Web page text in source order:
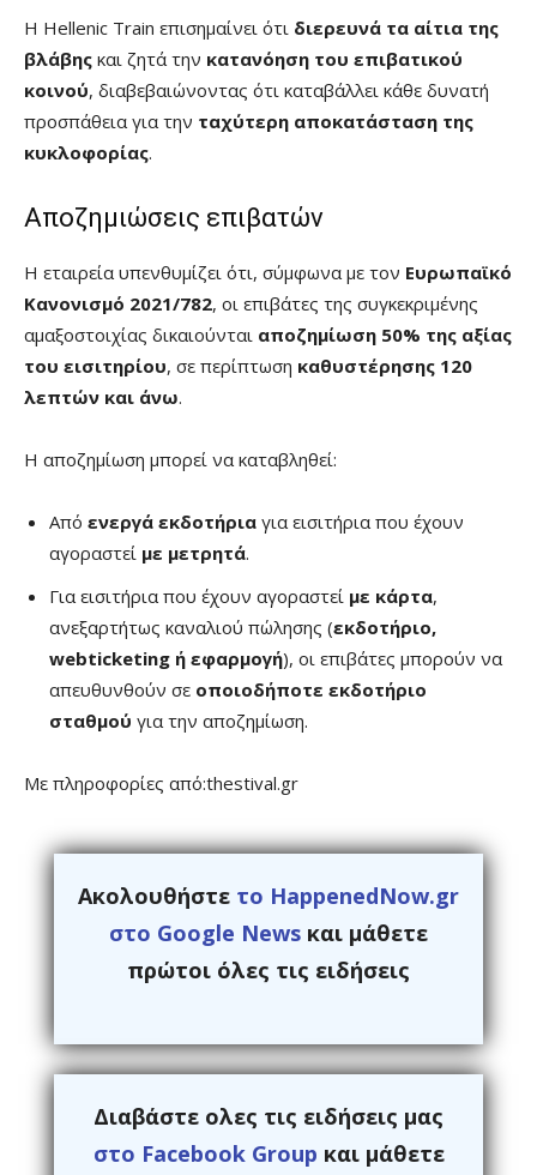
Η Hellenic Train επισημαίνει ότι διερευνά τα αίτια της
βλάβης και ζητά την κατανόηση του επιβατικού
κοινού, διαβεβαιώνοντας ότι καταβάλλει κάθε δυνατή
προσπάθεια για την ταχύτερη αποκατάσταση της
κυκλοφορίας.
Αποζημιώσεις επιβατών
Η εταιρεία υπενθυμίζει ότι, σύμφωνα με τον Ευρωπαϊκό
Κανονισμό 2021/782, οι επιβάτες της συγκεκριμένης
αμαξοστοιχίας δικαιούνται αποζημίωση 50% της αξίας
του εισιτηρίου, σε περίπτωση καθυστέρησης 120
λεπτών και άνω.
Η αποζημίωση μπορεί να καταβληθεί:
Από ενεργά εκδοτήρια για εισιτήρια που έχουν
αγοραστεί με μετρητά.
Για εισιτήρια που έχουν αγοραστεί με κάρτα,
ανεξαρτήτως καναλιού πώλησης (εκδοτήριο,
webticketing ή εφαρμογή), οι επιβάτες μπορούν να
απευθυνθούν σε οποιοδήποτε εκδοτήριο
σταθμού για την αποζημίωση.
Με πληροφορίες από:thestival.gr
Ακολουθήστε το HappenedNow.gr
στο Google News και μάθετε
πρώτοι όλες τις ειδήσεις
Διαβάστε ολες τις ειδήσεις μας
στο Facebook Group και μάθετε